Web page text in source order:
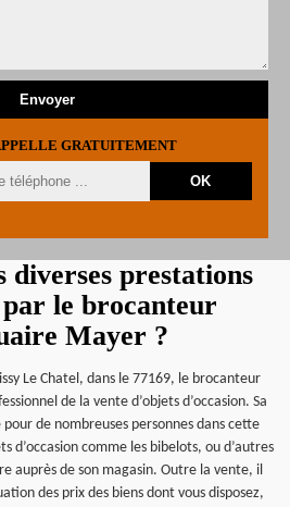
GRATUITEMENT
diverses prestations
par le brocanteur
Mayer ?
Le Chatel, dans le 77169, le brocanteur
de la vente d’objets d’occasion. Sa
de nombreuses personnes dans cette
d’occasion comme les bibelots, ou d’autres
auprès de son magasin. Outre la vente, il
des prix des biens dont vous disposez,